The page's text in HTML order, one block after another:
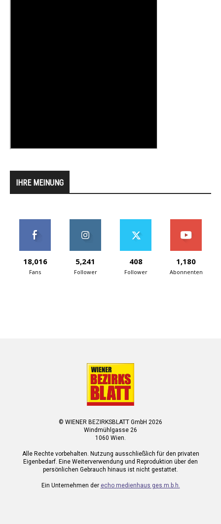
IHRE MEINUNG
18,016
Fans
5,241
Follower
408
Follower
1,180
Abonnenten
© WIENER BEZIRKSBLATT GmbH 2026
Windmühlgasse 26
1060 Wien.
Alle Rechte vorbehalten. Nutzung ausschließlich für den privaten
Eigenbedarf. Eine Weiterverwendung und Reproduktion über den
persönlichen Gebrauch hinaus ist nicht gestattet.
Ein Unternehmen der echo medienhaus ges.m.b.h.